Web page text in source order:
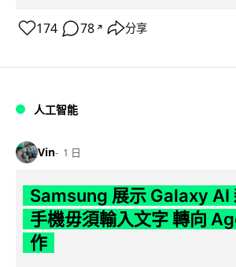
174 78 ↗ 分享
人工智能
Vin 1 日
Samsung 展示 Galaxy AI
手機毋須輸入文字 轉向
作